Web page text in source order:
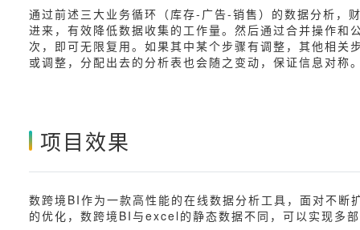
通过前述三大业务循环（库存-广告-销售）的数据分析，
进来，有效降低数据收集的工作量。然后通过合并操作
次，即可无限复用。如果其中某个步骤有调整，其他相
或调整，分配出去的分析表也会随之变动，保证信息对称
项目效果
数跨境BI作为一款高性能的在线数据分析工具，面对不
的优化，数跨境BI与excel的静态数据不同，可以实现多